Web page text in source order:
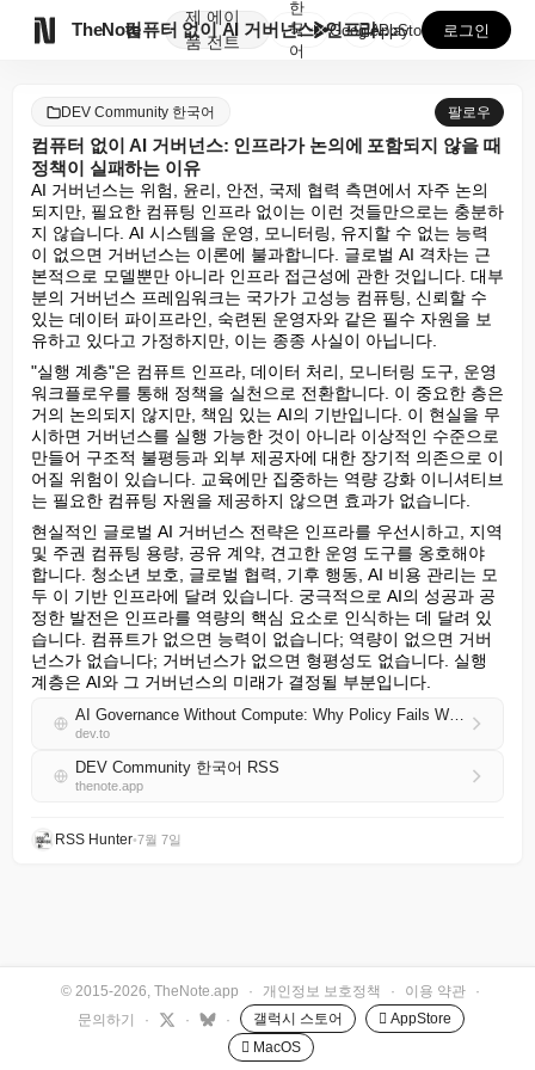
TheNote
제
품
에이
전트
컴퓨터 없이 AI 거버넌스: 인프라가 논의에 포함되지 ...
한
국
어
GooglePlay
AppStore 로그인
DEV Community 한국어 팔로우
컴퓨터 없이 AI 거버넌스: 인프라가 논의에 포함되지 않을 때
정책이 실패하는 이유
AI 거버넌스는 위험, 윤리, 안전, 국제 협력 측면에서 자주 논의
되지만, 필요한 컴퓨팅 인프라 없이는 이런 것들만으로는 충분하
지 않습니다. AI 시스템을 운영, 모니터링, 유지할 수 없는 능력
이 없으면 거버넌스는 이론에 불과합니다. 글로벌 AI 격차는 근
본적으로 모델뿐만 아니라 인프라 접근성에 관한 것입니다. 대부
분의 거버넌스 프레임워크는 국가가 고성능 컴퓨팅, 신뢰할 수
있는 데이터 파이프라인, 숙련된 운영자와 같은 필수 자원을 보
유하고 있다고 가정하지만, 이는 종종 사실이 아닙니다.
"실행 계층"은 컴퓨트 인프라, 데이터 처리, 모니터링 도구, 운영
워크플로우를 통해 정책을 실천으로 전환합니다. 이 중요한 층은
거의 논의되지 않지만, 책임 있는 AI의 기반입니다. 이 현실을 무
시하면 거버넌스를 실행 가능한 것이 아니라 이상적인 수준으로
만들어 구조적 불평등과 외부 제공자에 대한 장기적 의존으로 이
어질 위험이 있습니다. 교육에만 집중하는 역량 강화 이니셔티브
는 필요한 컴퓨팅 자원을 제공하지 않으면 효과가 없습니다.
현실적인 글로벌 AI 거버넌스 전략은 인프라를 우선시하고, 지역
및 주권 컴퓨팅 용량, 공유 계약, 견고한 운영 도구를 옹호해야
합니다. 청소년 보호, 글로벌 협력, 기후 행동, AI 비용 관리는 모
두 이 기반 인프라에 달려 있습니다. 궁극적으로 AI의 성공과 공
정한 발전은 인프라를 역량의 핵심 요소로 인식하는 데 달려 있
습니다. 컴퓨트가 없으면 능력이 없습니다; 역량이 없으면 거버
넌스가 없습니다; 거버넌스가 없으면 형평성도 없습니다. 실행
계층은 AI와 그 거버넌스의 미래가 결정될 부분입니다.
AI Governance Without Compute: Why Policy Fails When Infrastructure Isn’t Part of the Conversation
dev.to
DEV Community 한국어 RSS
thenote.app
RSS Hunter•7월 7일
© 2015-2026, TheNote.app · 개인정보 보호정책 · 이용 약관
·
문의하기
· · · 갤럭시 스토어
 AppStore
 MacOS